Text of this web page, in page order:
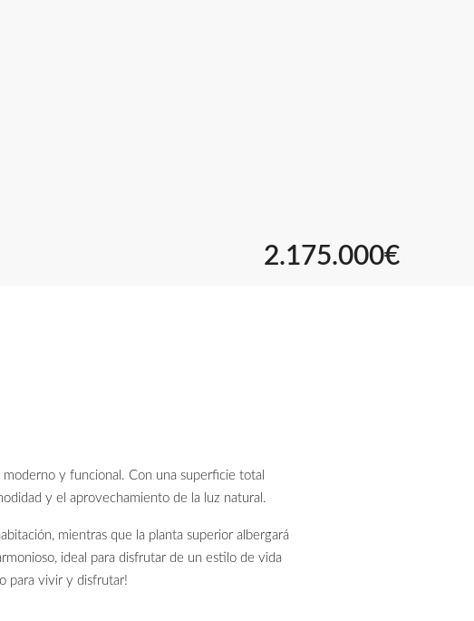
2.175.000€
y funcional. Con una superficie total
y el aprovechamiento de la luz natural.
mientras que la planta superior albergará
ideal para disfrutar de un estilo de vida
para vivir y disfrutar!